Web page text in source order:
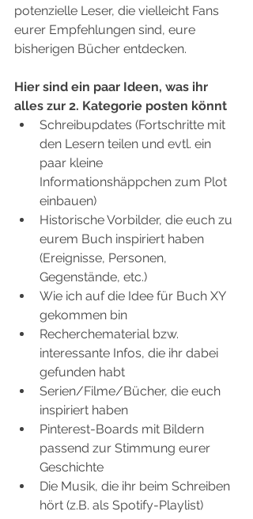
potenzielle Leser, die vielleicht Fans
eurer Empfehlungen sind, eure
bisherigen Bücher entdecken.
Hier sind ein paar Ideen, was ihr
alles zur 2. Kategorie posten könnt
Schreibupdates (Fortschritte mit
den Lesern teilen und evtl. ein
paar kleine
Informationshäppchen zum Plot
einbauen)
Historische Vorbilder, die euch zu
eurem Buch inspiriert haben
(Ereignisse, Personen,
Gegenstände, etc.)
Wie ich auf die Idee für Buch XY
gekommen bin
Recherchematerial bzw.
interessante Infos, die ihr dabei
gefunden habt
Serien/Filme/Bücher, die euch
inspiriert haben
Pinterest-Boards mit Bildern
passend zur Stimmung eurer
Geschichte
Die Musik, die ihr beim Schreiben
hört (z.B. als Spotify-Playlist)